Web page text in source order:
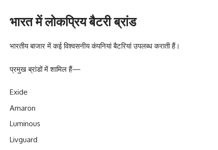
भारत में लोकप्रिय बैटरी ब्रांड
भारतीय बाजार में कई विश्वसनीय कंपनियां बैटरियां उपलब्ध कराती हैं।
प्रमुख ब्रांडों में शामिल हैं—
Exide
Amaron
Luminous
Livguard